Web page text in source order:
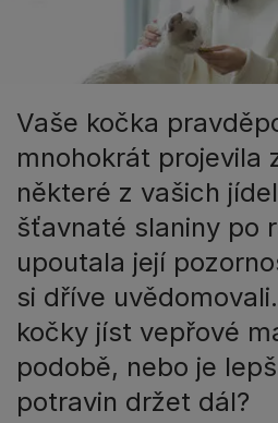
Vaše kočka
mnohokrát projevila
některé z vašich
šťavnaté slaniny po
upoutala její
si dříve
kočky jíst vepřové
podobě, nebo je
potravin držet dál?